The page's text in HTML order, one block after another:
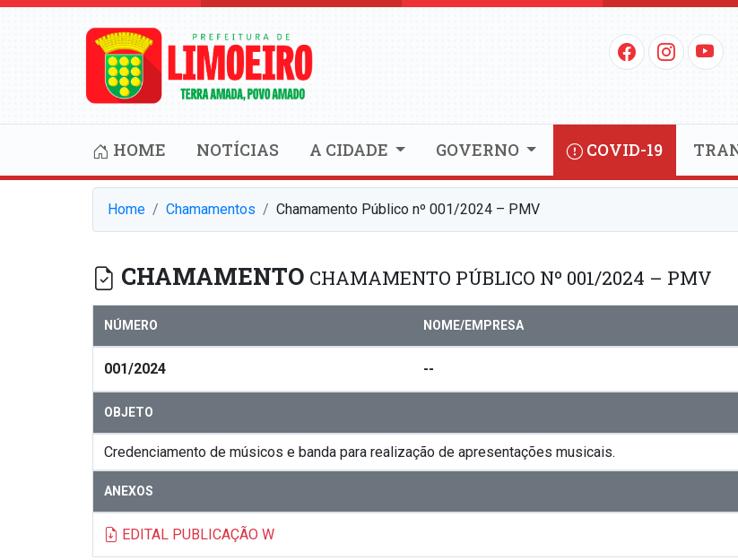
HOME NOTÍCIAS A CIDADE GOVERNO COVID-19
Home Chamamentos Chamamento Público nº 001/2024 – PMV
CHAMAMENTO CHAMAMENTO PÚBLICO Nº 001/2024 – PMV
NÚMERO NOME/EMPRESA
001/2024 --
OBJETO
Credenciamento de músicos e banda para realização de apresentações musicais.
ANEXOS
EDITAL PUBLICAÇÃO W